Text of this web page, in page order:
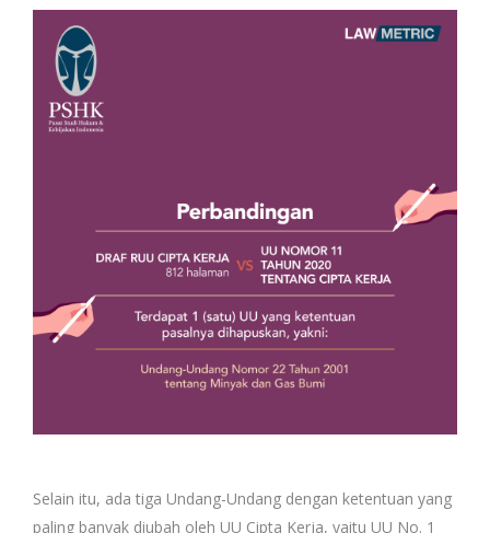
Selain itu, ada tiga Undang-Undang dengan ketentuan yang
paling banyak diubah oleh UU Cipta Kerja, yaitu UU No. 1